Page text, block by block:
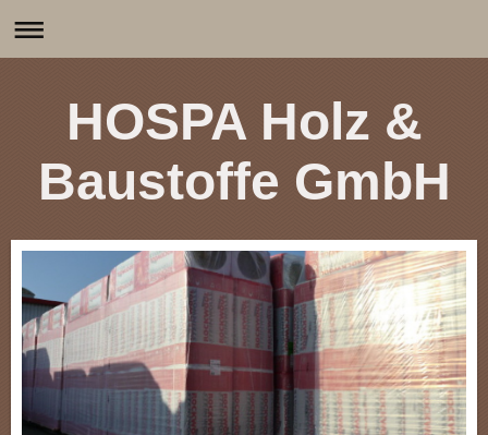
HOSPA Holz &
Baustoffe GmbH